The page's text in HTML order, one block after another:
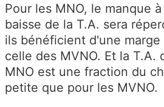
Pour les MNO, le manque
baisse de la T.A. sera
ils bénéficient d'une
celle des MVNO. Et la T.A.
MNO est une fraction du
petite que pour les MVNO.